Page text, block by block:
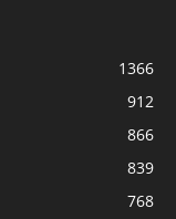
1366
912
866
839
768